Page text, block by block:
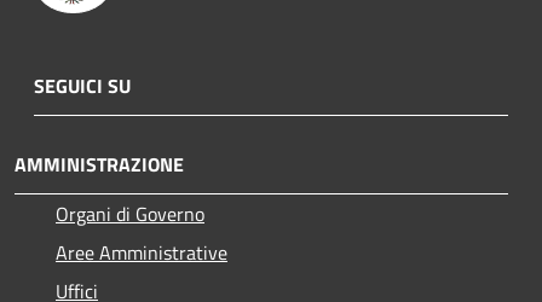
SEGUICI SU
AMMINISTRAZIONE
Organi di Governo
Aree Amministrative
Uffici